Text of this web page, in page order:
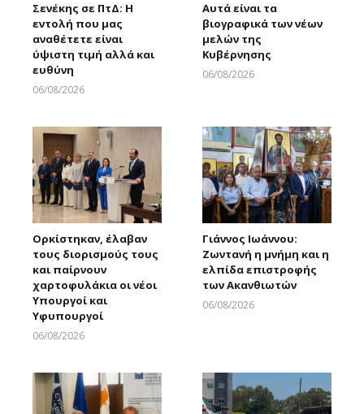
Σενέκης σε ΠτΔ: Η
εντολή που μας
αναθέτετε είναι
ύψιστη τιμή αλλά και
ευθύνη
06/08/2026
Αυτά είναι τα
βιογραφικά των νέων
μελών της
Κυβέρνησης
06/08/2026
Ορκίστηκαν, έλαβαν
τους διορισμούς τους
και παίρνουν
χαρτοφυλάκια οι νέοι
Υπουργοί και
Υφυπουργοί
06/08/2026
Γιάννος Ιωάννου:
Ζωντανή η μνήμη και η
ελπίδα επιστροφής
των Ακανθιωτών
06/08/2026